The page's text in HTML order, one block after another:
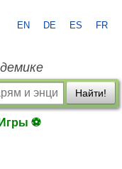
EN DE ES FR
Найти!
Игры ⚽